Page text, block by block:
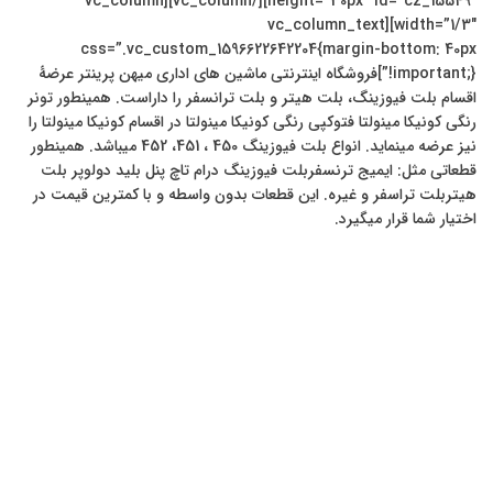
width=”1/3″][vc_column_text
css=”.vc_custom_1596622642204{margin-bottom: 40px
!important;}”]فروشگاه اینترنتی ماشین های اداری میهن پرینتر عرضۀ
اقسام بلت فیوزینگ، بلت هیتر و بلت ترانسفر را داراست. همینطور تونر
رنگی کونیکا مینولتا فتوکپی رنگی کونیکا مینولتا در اقسام کونیکا مینولتا را
نیز عرضه مینماید. انواع بلت فیوزینگ 450 ، 451، 452 میباشد. همینطور
قطعاتی مثل: ایمیج ترنسفربلت فیوزینگ درام تاچ پنل بلید دولوپر بلت
هیتربلت تراسفر و غیره. این قطعات بدون واسطه و با کمترین قیمت در
اختیار شما قرار میگیرد.